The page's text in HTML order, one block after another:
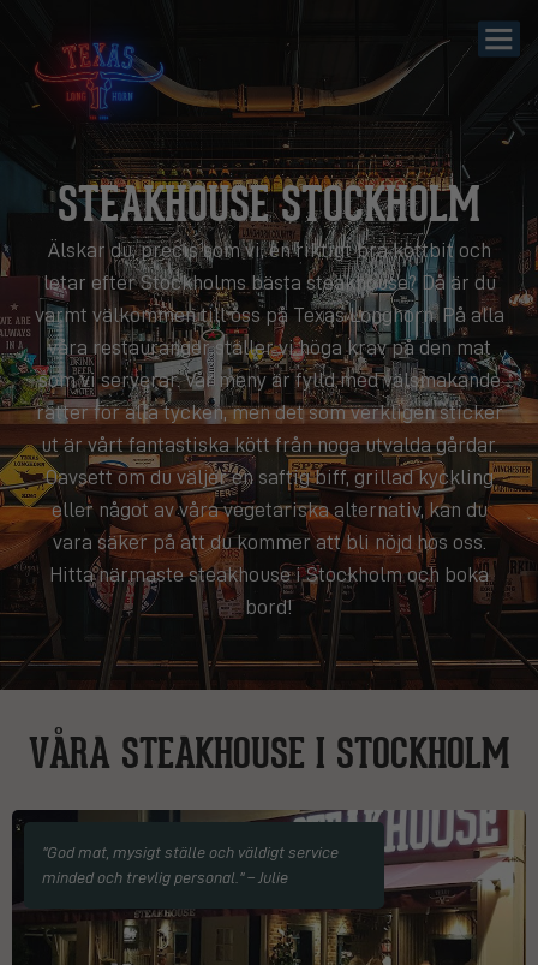
STEAKHOUSE STOCKHOLM
Älskar du, precis som vi, en riktigt bra köttbit och
letar efter Stockholms bästa steakhouse? Då är du
varmt välkommen till oss på Texas Longhorn. På alla
våra restauranger ställer vi höga krav på den mat
som vi serverar. Vår meny är fylld med välsmakande
rätter för alla tycken, men det som verkligen sticker
ut är vårt fantastiska kött från noga utvalda gårdar.
Oavsett om du väljer en saftig biff, grillad kyckling
eller något av våra vegetariska alternativ, kan du
vara säker på att du kommer att bli nöjd hos oss.
Hitta närmaste steakhouse i Stockholm och boka
bord!
VÅRA STEAKHOUSE I STOCKHOLM
"God mat, mysigt ställe och väldigt service
minded och trevlig personal." – Julie